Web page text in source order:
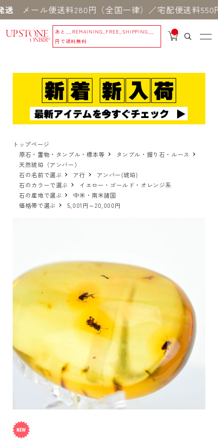
ル便送料280円（全国一律）／宅配便送料550円 ※
あと
__REMAINING_FREE_SHIPPING__
円で送料無料
__
IT
_
トップページ
原石・置物・タンブル・標本等
タンブル・握り石・ルース
天然琥珀（アンバー）
石の名前で選ぶ
ア行
アンバー(琥珀)
石のカラーで選ぶ
イエロー・ゴールド・オレンジ系
石の産地で選ぶ
中米・南米諸国
価格帯で選ぶ
5,001円～20,000円